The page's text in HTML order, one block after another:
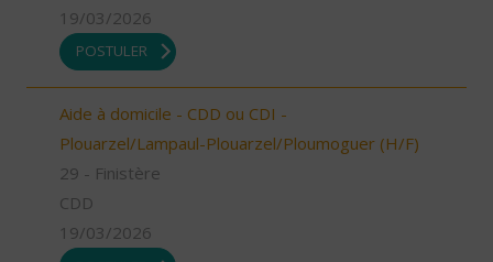
19/03/2026
POSTULER
Aide à domicile - CDD ou CDI -
Plouarzel/Lampaul-Plouarzel/Ploumoguer (H/F)
29 - Finistère
CDD
19/03/2026